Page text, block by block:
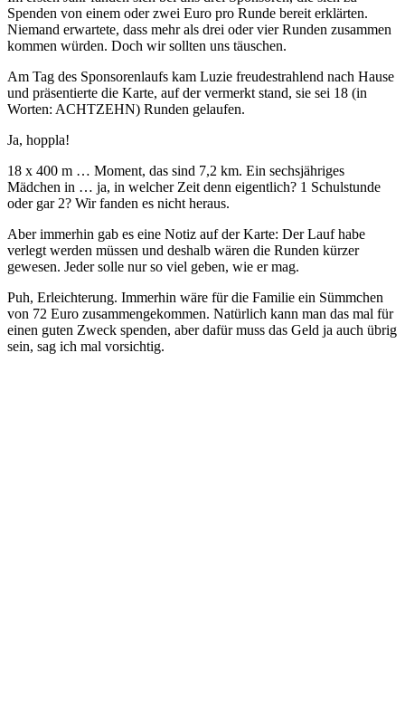
Spenden von einem oder zwei Euro pro Runde bereit erklärten.
Niemand erwartete, dass mehr als drei oder vier Runden zusammen
kommen würden. Doch wir sollten uns täuschen.
Am Tag des Sponsorenlaufs kam Luzie freudestrahlend nach Hause
und präsentierte die Karte, auf der vermerkt stand, sie sei 18 (in
Worten: ACHTZEHN) Runden gelaufen.
Ja, hoppla!
18 x 400 m … Moment, das sind 7,2 km. Ein sechsjähriges
Mädchen in … ja, in welcher Zeit denn eigentlich? 1 Schulstunde
oder gar 2? Wir fanden es nicht heraus.
Aber immerhin gab es eine Notiz auf der Karte: Der Lauf habe
verlegt werden müssen und deshalb wären die Runden kürzer
gewesen. Jeder solle nur so viel geben, wie er mag.
Puh, Erleichterung. Immerhin wäre für die Familie ein Sümmchen
von 72 Euro zusammengekommen. Natürlich kann man das mal für
einen guten Zweck spenden, aber dafür muss das Geld ja auch übrig
sein, sag ich mal vorsichtig.